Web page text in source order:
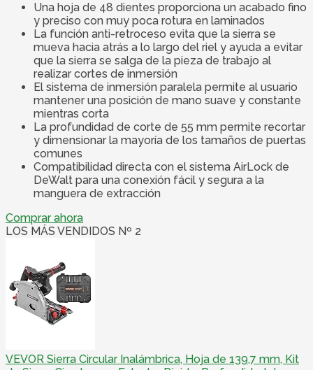
Una hoja de 48 dientes proporciona un acabado fino
y preciso con muy poca rotura en laminados
La función anti-retroceso evita que la sierra se
mueva hacia atrás a lo largo del riel y ayuda a evitar
que la sierra se salga de la pieza de trabajo al
realizar cortes de inmersión
El sistema de inmersión paralela permite al usuario
mantener una posición de mano suave y constante
mientras corta
La profundidad de corte de 55 mm permite recortar
y dimensionar la mayoría de los tamaños de puertas
comunes
Compatibilidad directa con el sistema AirLock de
DeWalt para una conexión fácil y segura a la
manguera de extracción
Comprar ahora
LOS MÁS VENDIDOS Nº 2
VEVOR Sierra Circular Inalámbrica, Hoja de 139,7 mm, Kit